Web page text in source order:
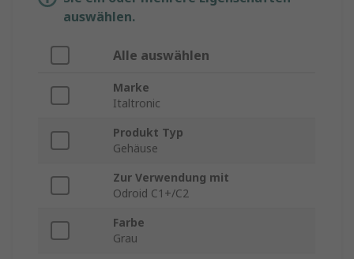
auswählen.
Alle auswählen
Marke
Italtronic
Produkt Typ
Gehäuse
Zur Verwendung mit
Odroid C1+/C2
Farbe
Grau